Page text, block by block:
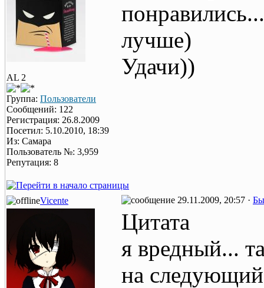
AL 2
Группа: Пользователи
Сообщений: 122
Регистрация: 26.8.2009
Посетил: 5.10.2010, 18:39
Из: Самара
Пользователь №: 3,959
Репутация: 8
лучше)
Удачи))
Vicente 29.11.2009, 20:57 ·
Цитата
я вредный...
на следующий